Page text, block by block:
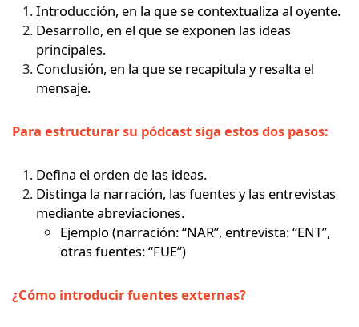
Introducción, en la que se contextualiza al oyente.
Desarrollo, en el que se exponen las ideas
principales.
Conclusión, en la que se recapitula y resalta el
mensaje.
Para estructurar su pódcast siga estos dos pasos:
Defina el orden de las ideas.
Distinga la narración, las fuentes y las entrevistas
mediante abreviaciones.
Ejemplo (narración: “NAR”, entrevista: “ENT”,
otras fuentes: “FUE”)
¿Cómo introducir fuentes externas?